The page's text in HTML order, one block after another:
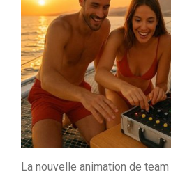
La nouvelle animation de